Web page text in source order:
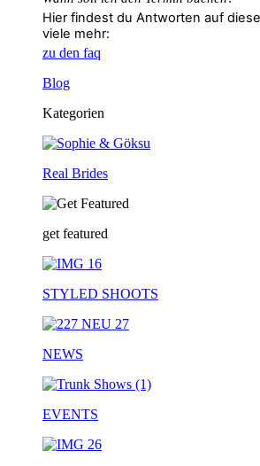
Hier findest du Antworten auf
viele mehr:
zu den faq
Blog
Kategorien
Real Brides
get featured
STYLED SHOOTS
NEWS
EVENTS